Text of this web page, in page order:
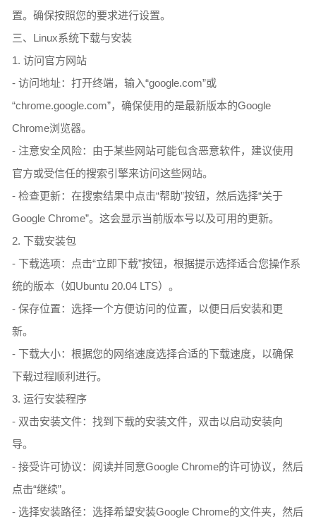
置。确保按照您的要求进行设置。
三、Linux系统下载与安装
1. 访问官方网站
- 访问地址：打开终端，输入“google.com”或
“chrome.google.com”，确保使用的是最新版本的Google
Chrome浏览器。
- 注意安全风险：由于某些网站可能包含恶意软件，建议使用
官方或受信任的搜索引擎来访问这些网站。
- 检查更新：在搜索结果中点击“帮助”按钮，然后选择“关于
Google Chrome”。这会显示当前版本号以及可用的更新。
2. 下载安装包
- 下载选项：点击“立即下载”按钮，根据提示选择适合您操作系
统的版本（如Ubuntu 20.04 LTS）。
- 保存位置：选择一个方便访问的位置，以便日后安装和更
新。
- 下载大小：根据您的网络速度选择合适的下载速度，以确保
下载过程顺利进行。
3. 运行安装程序
- 双击安装文件：找到下载的安装文件，双击以启动安装向
导。
- 接受许可协议：阅读并同意Google Chrome的许可协议，然后
点击“继续”。
- 选择安装路径：选择希望安装Google Chrome的文件夹，然后